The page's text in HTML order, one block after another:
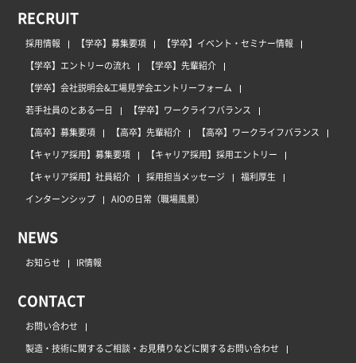
RECRUIT
採用情報 【学卒】募集要項
【学卒】イベント・セミナー情報
【学卒】エントリーの流れ
【学卒】先輩紹介
【学卒】会社説明会&工場見学会エントリーフォーム
若手社員のとある一日
【学卒】ワークライフバランス
【高卒】募集要項
【高卒】先輩紹介
【高卒】ワークライフバランス
【キャリア採用】募集要項
【キャリア採用】採用エントリー
【キャリア採用】社員紹介
採用担当メッセージ
福利厚生
インターンシップ
AIOの日常（職場風景）
NEWS
お知らせ IR情報
CONTACT
お問い合わせ
製造・技術に関するご相談・お見積りなどに関するお問い合わせ